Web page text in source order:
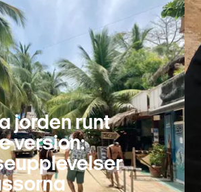
jorden runt
version: